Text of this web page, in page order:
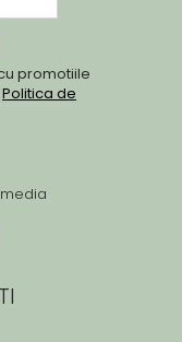
promotiile
Politica de